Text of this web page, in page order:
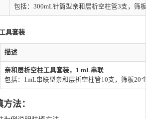
包括：300mL针筒型亲和层析空柱管3支，筛
具套装
描述
亲和层析空柱工具套装，1 mL串联
包括：1mL串联型亲和层析空柱管10支，筛板20
法：